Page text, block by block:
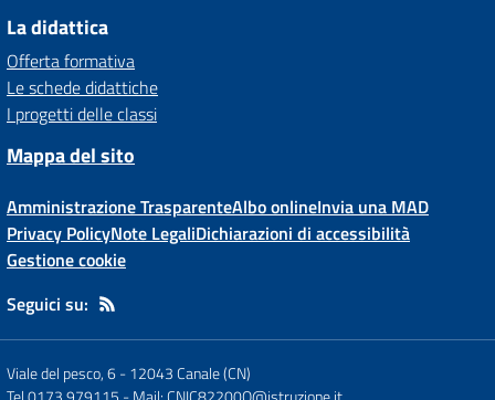
La didattica
Offerta formativa
Le schede didattiche
I progetti delle classi
Mappa del sito
Amministrazione TrasparenteAlbo onlineInvia una MAD
Privacy PolicyNote LegaliDichiarazioni di accessibilità
Gestione cookie
Seguici su:
Viale del pesco, 6-12043 Canale (CN)